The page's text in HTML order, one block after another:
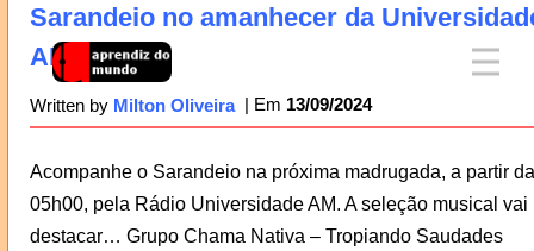
Sarandeio no amanhecer da
AM, 14/09
Written by Milton Oliveira 13/09/2024
Acompanhe o Sarandeio na próxima madrugada, a partir
05h00, pela Rádio Universidade AM. A seleção musical vai
destacar… Grupo Chama Nativa – Tropiando Saudades